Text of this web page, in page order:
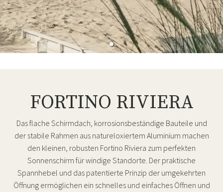
FORTINO RIVIERA
Das flache Schirmdach, korrosionsbeständige Bauteile und
der stabile Rahmen aus natureloxiertem Aluminium machen
den kleinen, robusten Fortino Riviera zum perfekten
Sonnenschirm für windige Standorte. Der praktische
Spannhebel und das patentierte Prinzip der umgekehrten
Öffnung ermöglichen ein schnelles und einfaches Öffnen und